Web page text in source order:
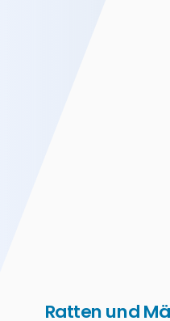
Ratten und